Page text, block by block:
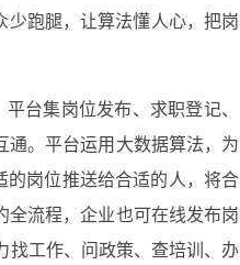
少跑腿，让算法懂人心，把岗
台集岗位发布、求职登记、
通。平台运用大数据算法，为
的岗位推送给合适的人，将合
全流程，企业也可在线发布岗
找工作、问政策、查培训、办